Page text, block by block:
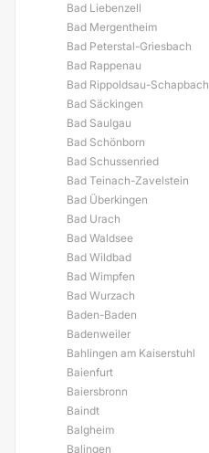
Bad Liebenzell
Bad Mergentheim
Bad Peterstal-Griesbach
Bad Rappenau
Bad Rippoldsau-Schapbach
Bad Säckingen
Bad Saulgau
Bad Schönborn
Bad Schussenried
Bad Teinach-Zavelstein
Bad Überkingen
Bad Urach
Bad Waldsee
Bad Wildbad
Bad Wimpfen
Bad Wurzach
Baden-Baden
Badenweiler
Bahlingen am Kaiserstuhl
Baienfurt
Baiersbronn
Baindt
Balgheim
Balingen